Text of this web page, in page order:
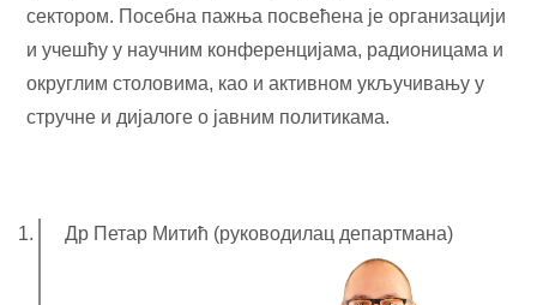
сектором. Посебна пажња посвећена је организацији
и учешћу у научним конференцијама, радионицама и
округлим столовима, као и активном укључивању у
стручне и дијалоге о јавним политикама.
Др Петар Митић (руководилац департмана)